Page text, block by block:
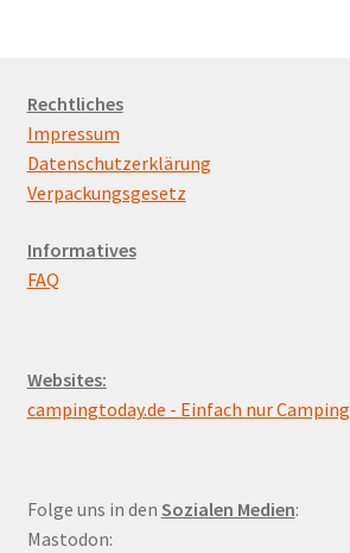
Rechtliches
Impressum
Datenschutzerklärung
Verpackungsgesetz
Informatives
FAQ
Websites:
campingtoday.de - Einfach nur Camping
Folge uns in den Sozialen Medien:
Mastodon: